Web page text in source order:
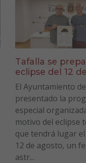
Tafalla se
eclipse del 12
El Ayuntamiento
presentado la
especial
motivo del eclipse
que tendrá lugar
12 de agosto, un
astr...